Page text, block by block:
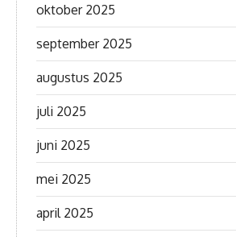
oktober 2025
september 2025
augustus 2025
juli 2025
juni 2025
mei 2025
april 2025